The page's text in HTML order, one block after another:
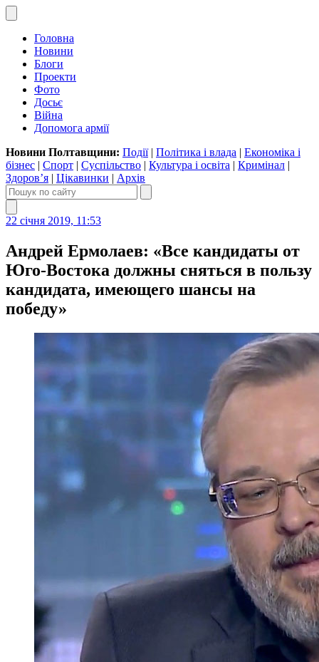
Головна
Новини
Блоги
Проекти
Фото
Досьє
Війна
Допомога армії
Новини Полтавщини: Події| Політика і влада | Економіка і
бізнес | Спорт | Суспільство | Культура і освіта | Кримінал |
Здоров’я | Цікавинки | Архів
22 січня 2019, 11:53
Андрей Ермолаев: «Все кандидаты от
Юго-Востока должны сняться в пользу
кандидата, имеющего шансы на
победу»